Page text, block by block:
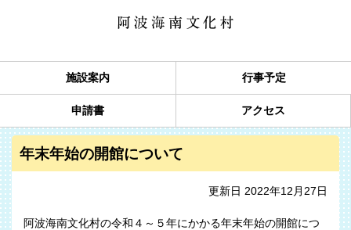
施設案内 行事予定
申請書 アクセス
年末年始の開館について
更新日 2022年12月27日
阿波海南文化村の令和４～５年にかかる年末年始の開館につ